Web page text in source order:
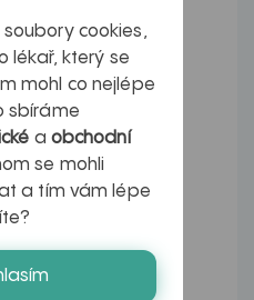
globule
na streptokoka
Macmiror...
možná něco
výtoku u
byl...
cookies,
lékař, který se
mohl co nejlépe
sbíráme
a obchodní
se mohli
a tím vám lépe